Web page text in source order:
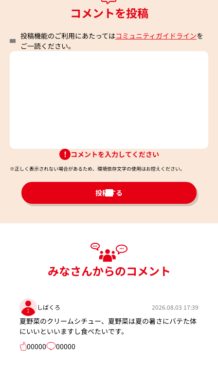
コメントを投稿
投稿機能のご利用にあたってはコミュニティガイドラインを
ご一読ください。
コメントを入力してください
※正しく表示されない場合があるため、環境依存文字の使用はお控えください。​
投稿する
みなさんからのコメント
しばくろ 2026.08.03 17:39
夏野菜のクリームシチュー、夏野菜は夏の暑さにバテた体
にいいといいますし食べたいです。
00000
00000